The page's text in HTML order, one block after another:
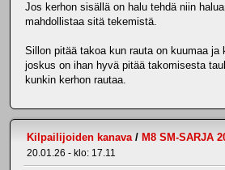
Jos kerhon sisällä on halu tehdä niin
mahdollistaa sitä tekemistä.
Sillon pitää takoa kun rauta on kuumaa ja
joskus on ihan hyvä pitää takomisesta
kunkin kerhon rautaa.
Kilpailijoiden kanava/ M8 SM-SARJA
20.01.26 - klo: 17.11